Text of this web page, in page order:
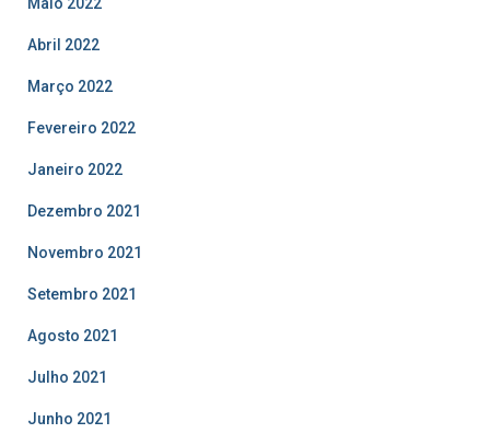
Maio 2022
Abril 2022
Março 2022
Fevereiro 2022
Janeiro 2022
Dezembro 2021
Novembro 2021
Setembro 2021
Agosto 2021
Julho 2021
Junho 2021